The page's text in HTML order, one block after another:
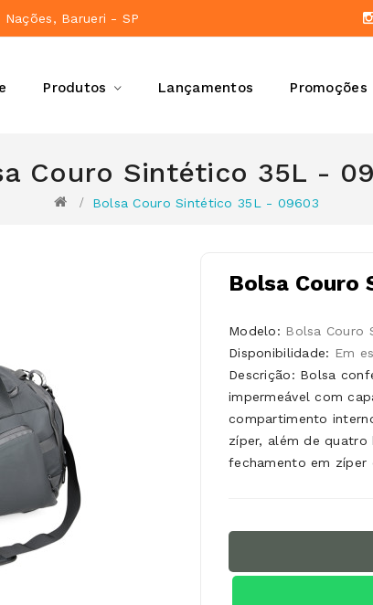
Barueri - SP
Produtos Lançamentos Promoções
Couro Sintético 35L -
Bolsa Couro Sintético 35L - 09603
Bolsa Couro
Modelo: Bolsa Couro
Disponibilidade: Em
Descrição: Bolsa
impermeável com
compartimento
zíper, além de quatro
fechamento em zíper